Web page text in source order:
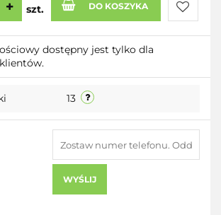
szt. DO KOSZYKA
Do
dostępny jest tylko dla
13
WYŚLIJ